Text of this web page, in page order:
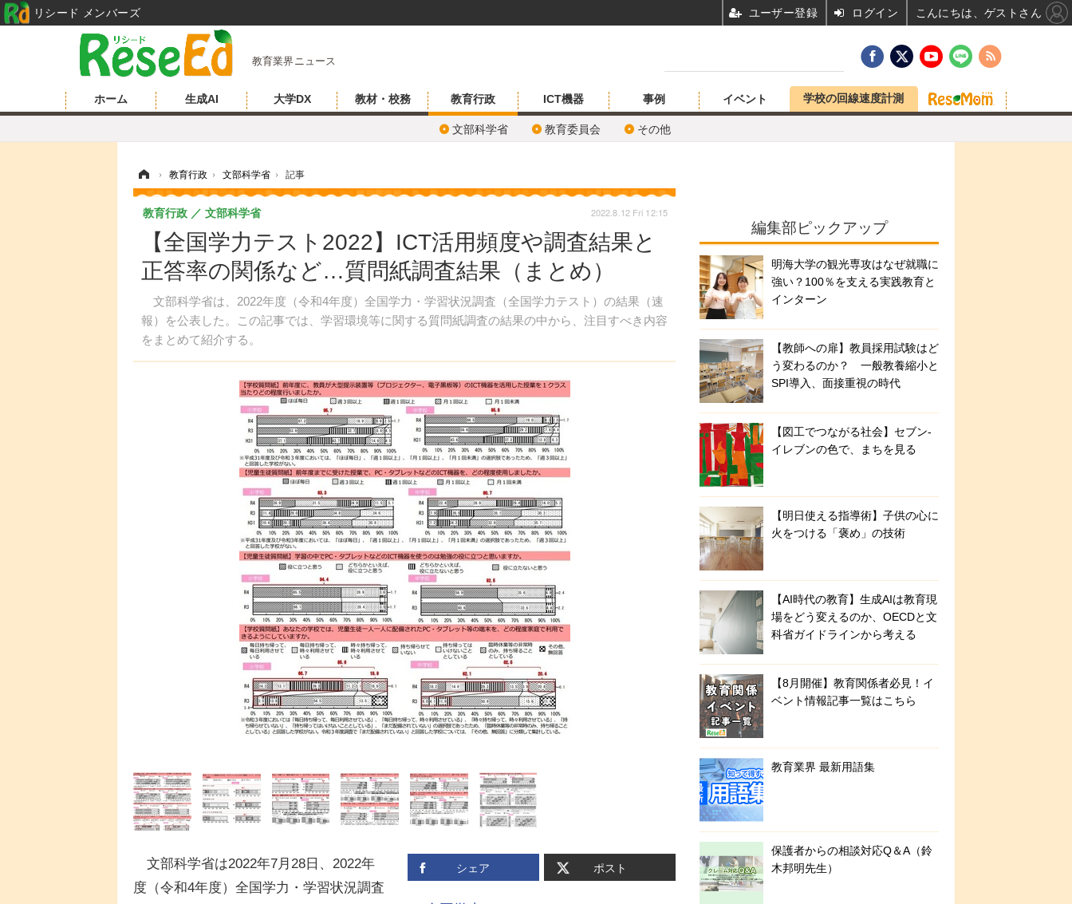
教育業界ニュース
ホーム 生成AI 大学DX 教材・校務 教育行政
文部科学省 教育委員会 その他
ICT機器 事例 イベント 学校の回線速度計測
› 教育行政 › 文部科学省 › 記事
【全国学力テスト2022】ICT活用頻度や調査結果と
正答率の関係など…質問紙調査結果（まとめ）
文部科学省は、2022年度（令和4年度）全国学力・学習状況調査（全国学力テスト）の結果（速
報）を公表した。この記事では、学習環境等に関する質問紙調査の結果の中から、注目すべき内容
をまとめて紹介する。
教育行政 文部科学省 2022.8.12 Fri 12:15
シェア ポスト
文部科学省は2022年7月28日、2022年
度（令和4年度）全国学力・学習状況調査
編集部ピックアップ
明海大学の観光専攻はなぜ就職に
強い？100％を支える実践教育と
インターン
【教師への扉】教員採用試験はど
う変わるのか？ 一般教養縮小と
SPI導入、面接重視の時代
【図工でつながる社会】セブン‐
イレブンの色で、まちを見る
【明日使える指導術】子供の心に
火をつける「褒め」の技術
【AI時代の教育】生成AIは教育現
場をどう変えるのか、OECDと文
科省ガイドラインから考える
【8月開催】教育関係者必見！イ
ベント情報記事一覧はこちら
教育業界 最新用語集
保護者からの相談対応Q＆A（鈴
木邦明先生）
リシード メンバーズ ユーザー登録 ログイン こんにちは、ゲストさん